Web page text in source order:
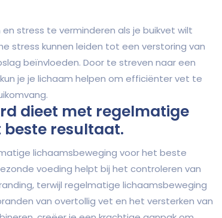
stress te verminderen als je buikvet wilt
stress kunnen leiden tot een verstoring van
beïnvloeden. Door te streven naar een
je je lichaam helpen om efficiënter vet te
dieet met regelmatige
resultaat.
lichaamsbeweging voor het beste
voeding helpt bij het controleren van
terwijl regelmatige lichaamsbeweging
van overtollig vet en het versterken van